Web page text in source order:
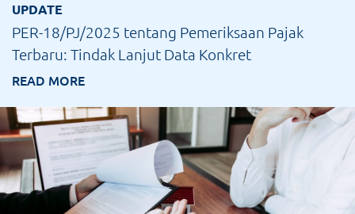
UPDATE
PER-18/PJ/2025 tentang Pemeriksaan Pajak
Terbaru: Tindak Lanjut Data Konkret
READ MORE